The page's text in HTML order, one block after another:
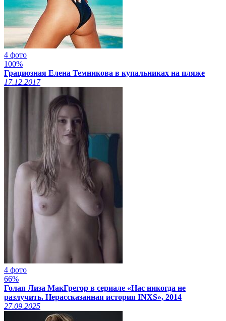
4 фото
100%
Грациозная Елена Темникова в купальниках на пляже
17.12.2017
4 фото
66%
Голая Лиза МакГрегор в сериале «Нас никогда не
разлучить. Нерассказанная история INXS», 2014
27.09.2025